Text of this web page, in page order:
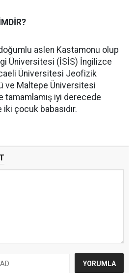
aslen Kastamonu olup
Üniversitesi (İSİS) İngilizce
Üniversitesi Jeofizik
ve Maltepe Üniversitesi
tamamlamış iyi derecede
çocuk babasıdır.